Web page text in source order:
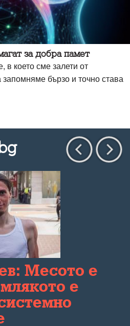
за добра памет
което сме залети от
бързо и точно става
Месото е
е